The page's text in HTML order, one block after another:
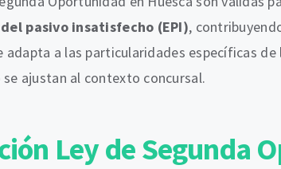
pasivo insatisfecho (EPI),
adapta a las particularidades específicas
ajustan al contexto concursal.
Ley de Segunda